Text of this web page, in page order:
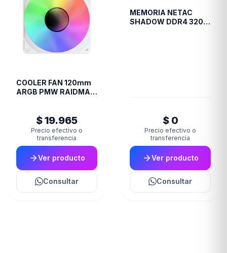
COOLER FAN 120mm
ARGB PMW RAIDMAX
$ 19.965
Precio efectivo o
transferencia
Ver producto
Consultar
MEMORIA NETAC
SHADOW DDR4 3200
$ 0
Precio efectivo o
transferencia
Ver producto
Consultar